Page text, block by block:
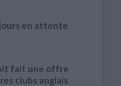
en attente
fait une offre
clubs anglais